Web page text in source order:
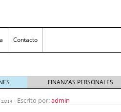
Contacto
FINANZAS PERSONALES
- Escrito por:admin